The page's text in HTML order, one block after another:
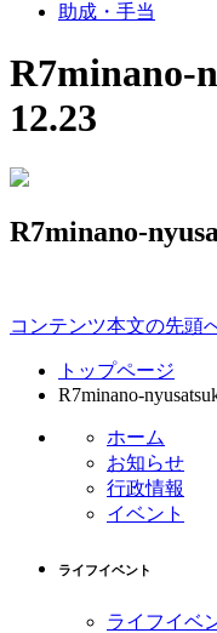
助成・手当
R7minano-
12.23
R7minano-
コンテンツ本文の先頭
トップページ
R7minano-
ホーム
お知らせ
行政情報
イベント
ライフイベント
ライフイベ